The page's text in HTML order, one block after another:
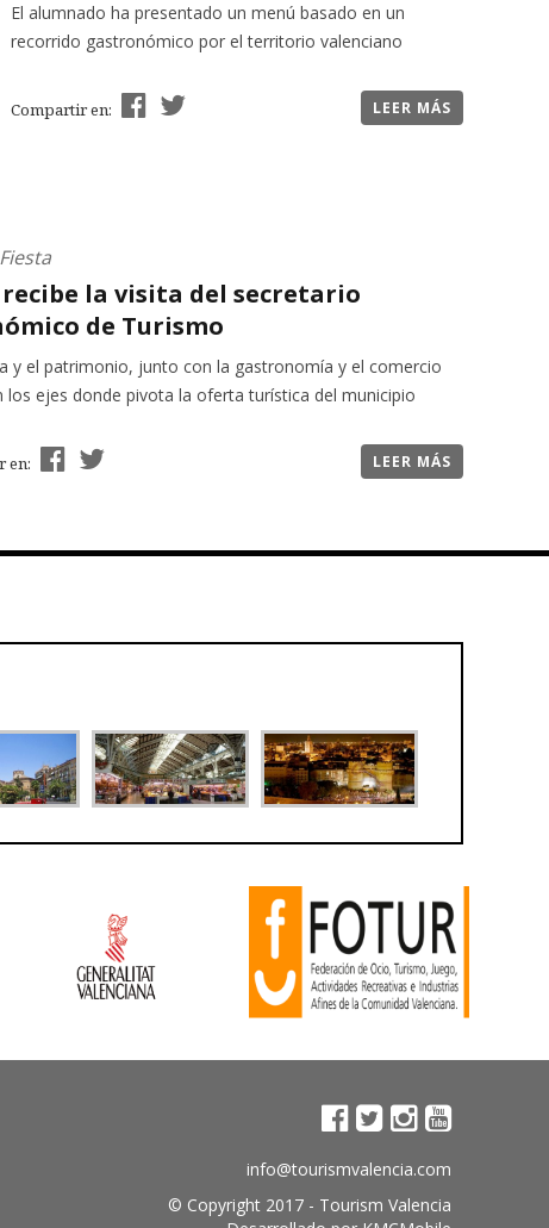
El alumnado ha presentado un menú basado en un
recorrido gastronómico por el territorio valenciano
Compartir en: LEER MÁS
la visita del secretario
de Turismo
y el patrimonio, junto con la gastronomía y el comercio
los ejes donde pivota la oferta turística del municipio
en: LEER MÁS
info@tourismvalencia.com
© Copyright 2017 - Tourism Valencia